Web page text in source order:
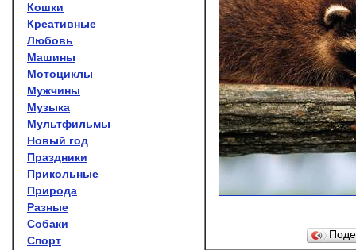
Кошки
Креативные
Любовь
Машины
Мотоциклы
Мужчины
Музыка
Мультфильмы
Новый год
Праздники
Прикольные
Природа
Разные
Собаки
Спорт